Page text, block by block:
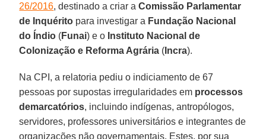
26/2016, destinado a criar aComissão Parlamentar
de Inquérito para investigar a Fundação Nacional
do Índio (Funai) e o Instituto Nacional de
Colonização e Reforma Agrária ( Incra).
Na CPI, a relatoria pediu o indiciamento de 67
pessoas por supostas irregularidades em processos
demarcatórios, incluindo indígenas, antropólogos,
servidores, professores universitários e integrantes de
organizações não governamentais. Estes, por sua